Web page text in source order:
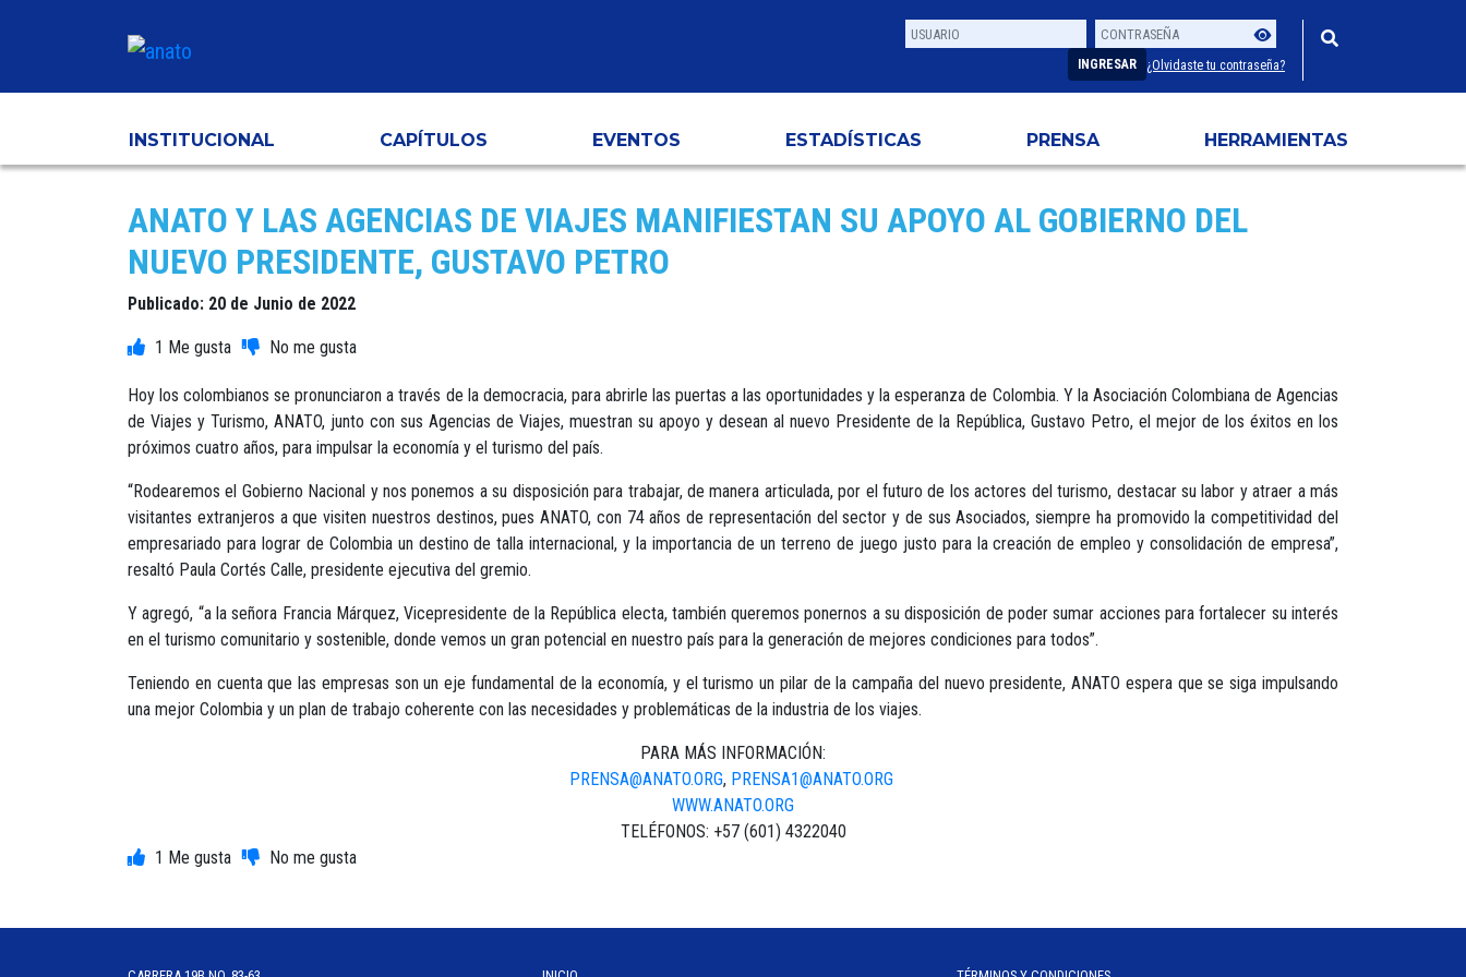
Usuario
Contraseña
INGRESAR ¿Olvidaste tu contraseña?
INSTITUCIONAL CAPÍTULOS EVENTOS ESTADÍSTICAS PRENSA HERRAMIENTAS
ANATO Y LAS AGENCIAS DE VIAJES MANIFIESTAN SU APOYO AL GOBIERNO DEL
NUEVO PRESIDENTE, GUSTAVO PETRO
Publicado: 20 de Junio de 2022
1
Hoy los colombianos se pronunciaron a través de la democracia, para abrirle las puertas a las oportunidades y la esperanza de Colombia. Y la Asociación Colombiana de Agencias
de Viajes y Turismo, ANATO, junto con sus Agencias de Viajes, muestran su apoyo y desean al nuevo Presidente de la República, Gustavo Petro, el mejor de los éxitos en los
próximos cuatro años, para impulsar la economía y el turismo del país.
“Rodearemos el Gobierno Nacional y nos ponemos a su disposición para trabajar, de manera articulada, por el futuro de los actores del turismo, destacar su labor y atraer a más
visitantes extranjeros a que visiten nuestros destinos, pues ANATO, con 74 años de representación del sector y de sus Asociados, siempre ha promovido la competitividad del
empresariado para lograr de Colombia un destino de talla internacional, y la importancia de un terreno de juego justo para la creación de empleo y consolidación de empresa”,
resaltó Paula Cortés Calle, presidente ejecutiva del gremio.
Y agregó, “a la señora Francia Márquez, Vicepresidente de la República electa, también queremos ponernos a su disposición de poder sumar acciones para fortalecer su interés
en el turismo comunitario y sostenible, donde vemos un gran potencial en nuestro país para la generación de mejores condiciones para todos”.
Teniendo en cuenta que las empresas son un eje fundamental de la economía, y el turismo un pilar de la campaña del nuevo presidente, ANATO espera que se siga impulsando
una mejor Colombia y un plan de trabajo coherente con las necesidades y problemáticas de la industria de los viajes.
PARA MÁS INFORMACIÓN:
PRENSA@ANATO.ORG, PRENSA1@ANATO.ORG
WWW.ANATO.ORG
TELÉFONOS: +57 (601) 4322040
1